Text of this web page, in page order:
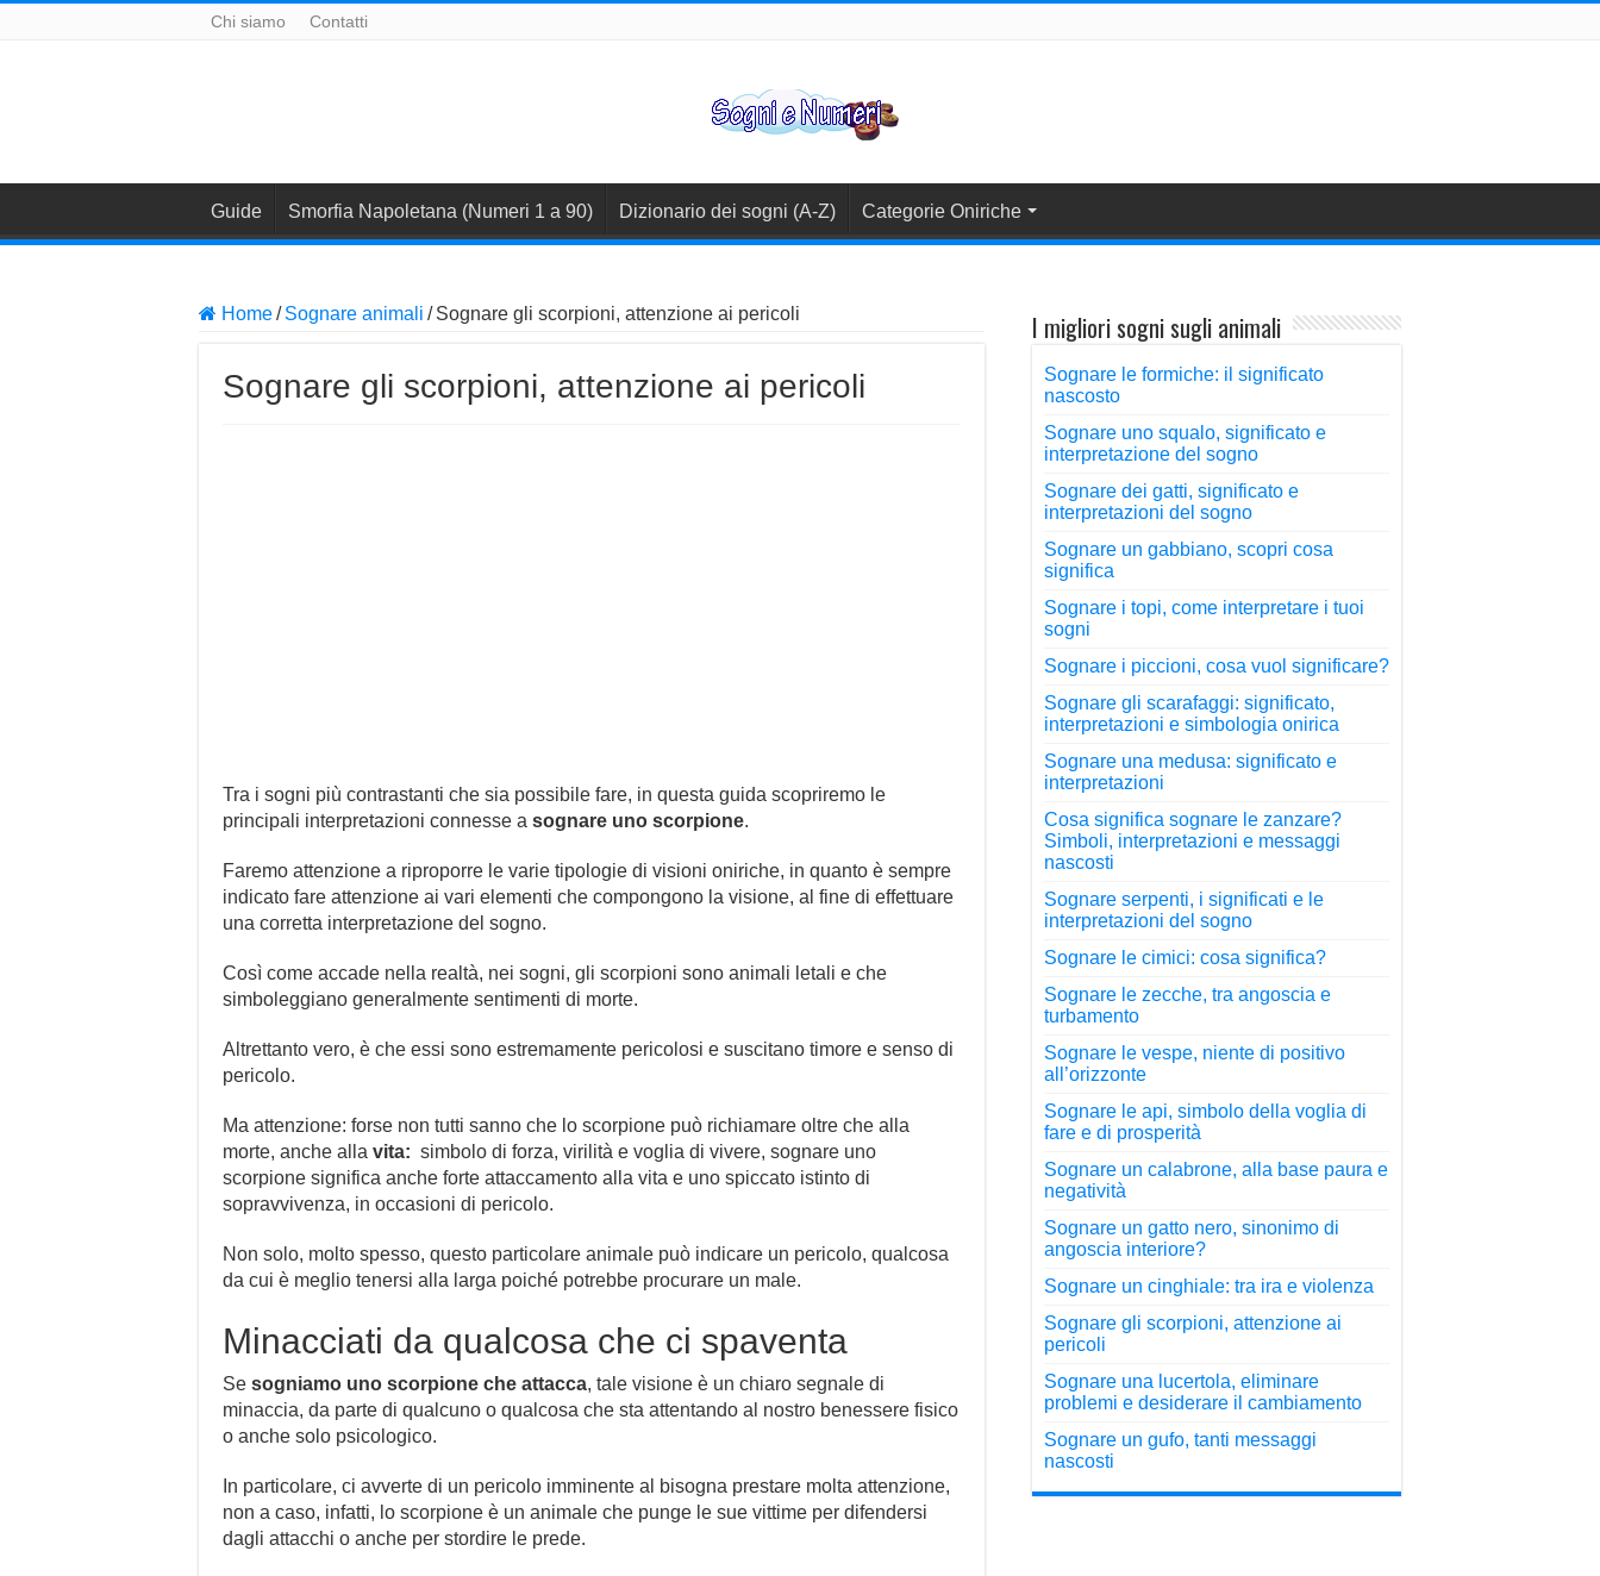
Chi siamo Contatti
Guide Smorfia Napoletana (Numeri 1 a 90) Dizionario dei sogni (A-Z) Categorie Oniriche
Home/ Sognare animali / Sognare gli scorpioni, attenzione ai pericoli
Sognare gli scorpioni, attenzione ai pericoli
Tra i sogni più contrastanti che sia possibile fare, in questa guida scopriremo le
principali interpretazioni connesse a sognare uno scorpione.
Faremo attenzione a riproporre le varie tipologie di visioni oniriche, in quanto è sempre
indicato fare attenzione ai vari elementi che compongono la visione, al fine di effettuare
una corretta interpretazione del sogno.
Così come accade nella realtà, nei sogni, gli scorpioni sono animali letali e che
simboleggiano generalmente sentimenti di morte.
Altrettanto vero, è che essi sono estremamente pericolosi e suscitano timore e senso di
pericolo.
Ma attenzione: forse non tutti sanno che lo scorpione può richiamare oltre che alla
morte, anche alla vita: simbolo di forza, virilità e voglia di vivere, sognare uno
scorpione significa anche forte attaccamento alla vita e uno spiccato istinto di
sopravvivenza, in occasioni di pericolo.
Non solo, molto spesso, questo particolare animale può indicare un pericolo, qualcosa
da cui è meglio tenersi alla larga poiché potrebbe procurare un male.
Minacciati da qualcosa che ci spaventa
Se sogniamo uno scorpione che attacca, tale visione è un chiaro segnale di
minaccia, da parte di qualcuno o qualcosa che sta attentando al nostro benessere fisico
o anche solo psicologico.
In particolare, ci avverte di un pericolo imminente al bisogna prestare molta attenzione,
non a caso, infatti, lo scorpione è un animale che punge le sue vittime per difendersi
dagli attacchi o anche per stordire le prede.
I migliori sogni sugli animali
Sognare le formiche: il significato
nascosto
Sognare uno squalo, significato e
interpretazione del sogno
Sognare dei gatti, significato e
interpretazioni del sogno
Sognare un gabbiano, scopri cosa
significa
Sognare i topi, come interpretare i tuoi
sogni
Sognare i piccioni, cosa vuol significare?
Sognare gli scarafaggi: significato,
interpretazioni e simbologia onirica
Sognare una medusa: significato e
interpretazioni
Cosa significa sognare le zanzare?
Simboli, interpretazioni e messaggi
nascosti
Sognare serpenti, i significati e le
interpretazioni del sogno
Sognare le cimici: cosa significa?
Sognare le zecche, tra angoscia e
turbamento
Sognare le vespe, niente di positivo
all’orizzonte
Sognare le api, simbolo della voglia di
fare e di prosperità
Sognare un calabrone, alla base paura e
negatività
Sognare un gatto nero, sinonimo di
angoscia interiore?
Sognare un cinghiale: tra ira e violenza
Sognare gli scorpioni, attenzione ai
pericoli
Sognare una lucertola, eliminare
problemi e desiderare il cambiamento
Sognare un gufo, tanti messaggi
nascosti